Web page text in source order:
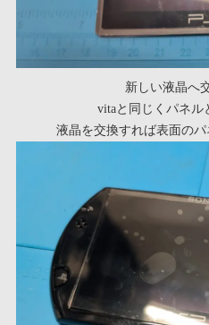
新しい液晶へ
vitaと同じくパネル
液晶を交換すれば表面のパ